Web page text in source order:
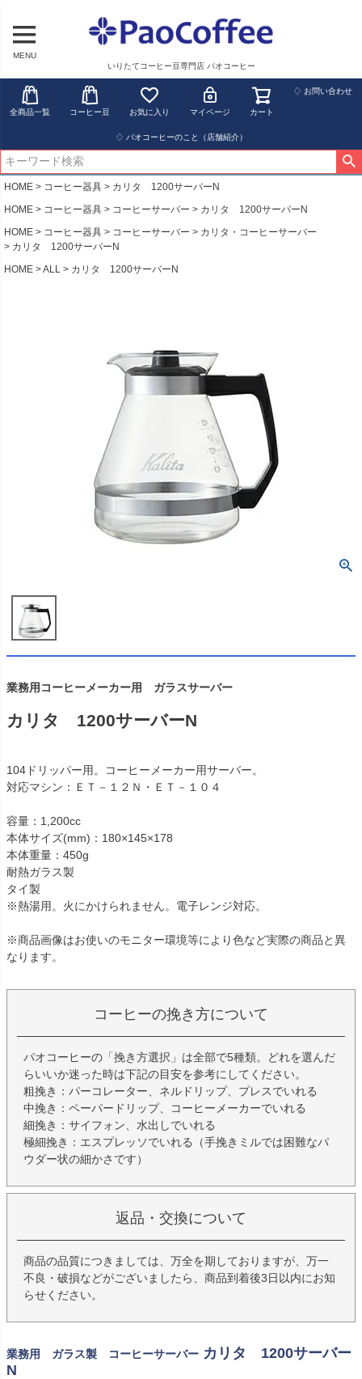
MENU
いりたてコーヒー豆専門店 パオコーヒー
全商品一覧 コーヒー豆 お気に入り マイページ カート
♢ お問い合わせ
♢ パオコーヒーのこと（店舗紹介）
HOME コーヒー器具
カリタ 1200サーバーN
HOME
コーヒー器具 コーヒーサーバー
カリタ 1200サーバーN
HOME
コーヒー器具 コーヒーサーバー
カリタ・コーヒーサーバー
カリタ 1200サーバーN
HOME
ALL カリタ 1200サーバーN
業務用コーヒーメーカー用 ガラスサーバー
カリタ 1200サーバーN
104ドリッパー用。コーヒーメーカー用サーバー。
対応マシン：ＥＴ－１２Ｎ・ＥＴ－１０４
容量：1,200cc
本体サイズ(mm)：180×145×178
本体重量：450g
耐熱ガラス製
タイ製
※熱湯用。火にかけられません。電子レンジ対応。
※商品画像はお使いのモニター環境等により色など実際の商品と異
なります。
コーヒーの挽き方について
パオコーヒーの「挽き方選択」は全部で5種類。どれを選んだ
らいいか迷った時は下記の目安を参考にしてください。
粗挽き：パーコレーター、ネルドリップ、プレスでいれる
中挽き：ペーパードリップ、コーヒーメーカーでいれる
細挽き：サイフォン、水出しでいれる
極細挽き：エスプレッソでいれる（手挽きミルでは困難なパ
ウダー状の細かさです）
返品・交換について
商品の品質につきましては、万全を期しておりますが、万一
不良・破損などがございましたら、商品到着後3日以内にお知
らせください。
業務用 ガラス製 コーヒーサーバー カリタ 1200サーバー
N